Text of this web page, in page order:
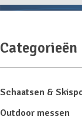
Categorieën
Schaatsen &
Outdoor messen